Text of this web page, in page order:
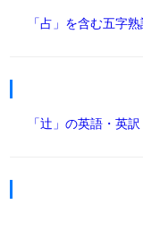
「占」を含む五字
「辻」の英語・英訳